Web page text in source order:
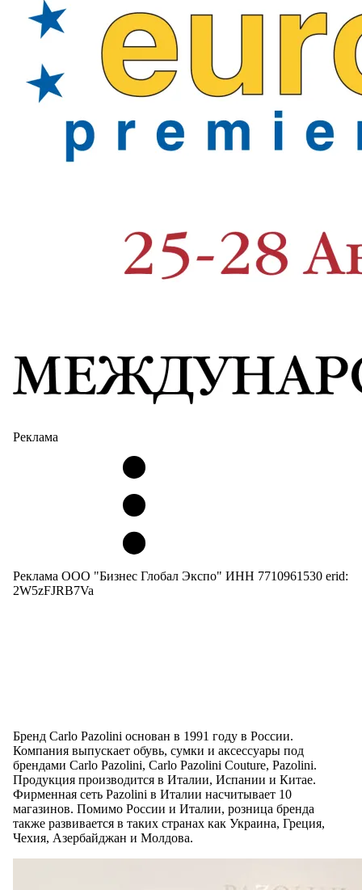
Реклама
Реклама ООО "Бизнес Глобал Экспо" ИНН 7710961530 erid:
2W5zFJRB7Va
Бренд Carlo Pazolini основан в 1991 году в России.
Компания выпускает обувь, сумки и аксессуары под
брендами Carlo Pazolini, Carlo Pazolini Couture, Pazolini.
Продукция производится в Италии, Испании и Китае.
Фирменная сеть Pazolini в Италии насчитывает 10
магазинов. Помимо России и Италии, розница бренда
также развивается в таких странах как Украина, Греция,
Чехия, Азербайджан и Молдова.